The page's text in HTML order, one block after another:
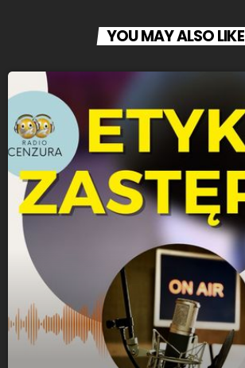
YOU MAY ALSO LIKE